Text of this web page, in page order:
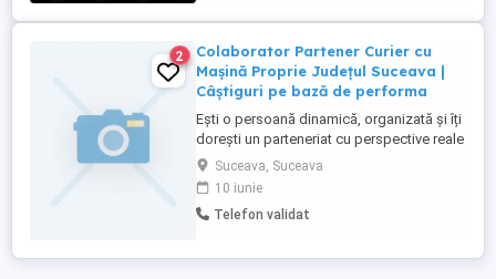
2
Colaborator Partener Curier cu
Mașină Proprie Județul Suceava |
Câștiguri pe bază de performa
Ești o persoană dinamică, organizată și îți
dorești un parteneriat cu perspective reale
de câștig? Companie de curierat activă în
județul Suceava, in plina expansiune caută
colaboratori independenți care să se
alăture echipei noastre în regim de
direct ...
Suceava, Suceava
10 iunie
Telefon validat